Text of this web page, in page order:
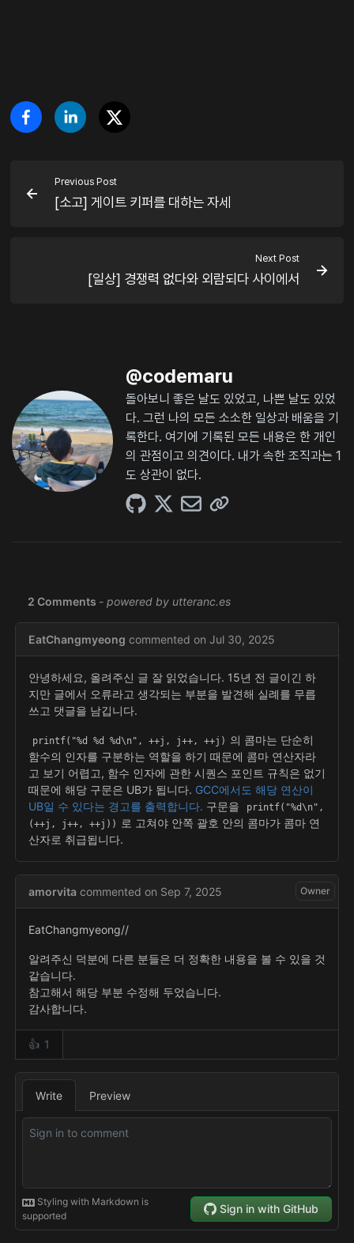
Previous Post
[소고] 게이트 키퍼를 대하는 자세
Next Post
[일상] 경쟁력 없다와 외람되다 사이에서
@codemaru
돌아보니 좋은 날도 있었고, 나쁜 날도 있었
다. 그런 나의 모든 소소한 일상과 배움을 기
록한다. 여기에 기록된 모든 내용은 한 개인
의 관점이고 의견이다. 내가 속한 조직과는 1
도 상관이 없다.